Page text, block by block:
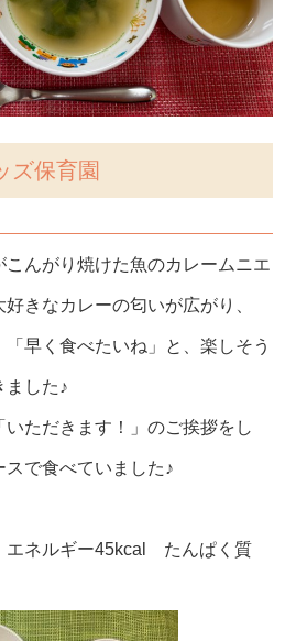
ズ保育園
んがり焼けた魚のカレームニエ
きなカレーの匂いが広がり、
「早く食べたいね」と、楽しそう
ました♪
ただきます！」のご挨拶をし
で食べていました♪
エネルギー45kcal たんぱく質